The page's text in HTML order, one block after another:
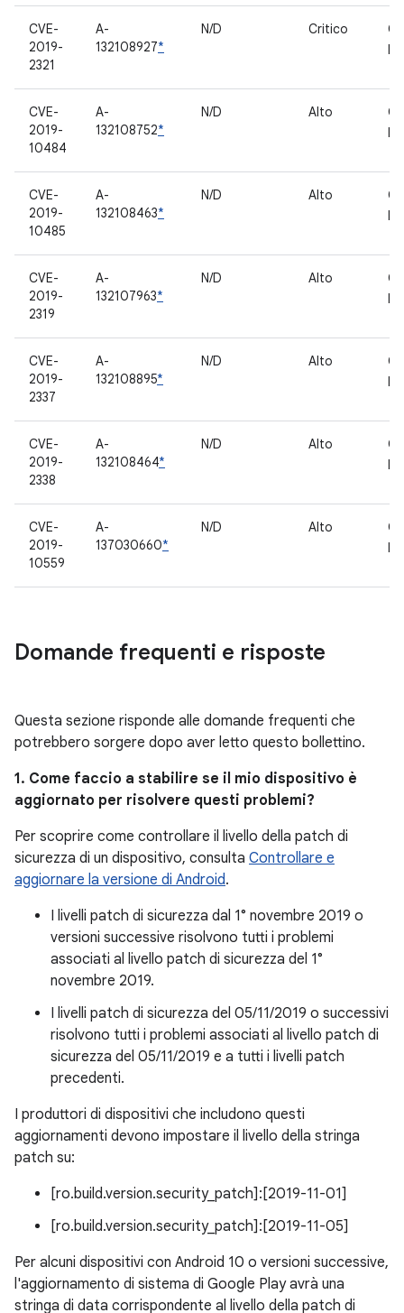
CVE-
2019-
2321
A-
132108927*
N/D Critico
CVE-
2019-
10484
A-
132108752*
N/D Alto
CVE-
2019-
10485
A-
132108463*
N/D Alto
CVE-
2019-
2319
A-
132107963*
N/D Alto
CVE-
2019-
2337
A-
132108895*
N/D Alto
CVE-
2019-
2338
A-
132108464*
N/D Alto
CVE-
2019-
10559
A-
137030660*
N/D Alto
Domande frequenti e risposte
Questa sezione risponde alle domande frequenti che
potrebbero sorgere dopo aver letto questo bollettino.
1. Come faccio a stabilire se il mio dispositivo è
aggiornato per risolvere questi problemi?
Per scoprire come controllare il livello della patch di
sicurezza di un dispositivo, consulta Controllare e
aggiornare la versione di Android.
I livelli patch di sicurezza dal 1° novembre 2019 o
versioni successive risolvono tutti i problemi
associati al livello patch di sicurezza del 1°
novembre 2019.
I livelli patch di sicurezza del 05/11/2019 o successivi
risolvono tutti i problemi associati al livello patch di
sicurezza del 05/11/2019 e a tutti i livelli patch
precedenti.
I produttori di dispositivi che includono questi
aggiornamenti devono impostare il livello della stringa
patch su:
[ro.build.version.security_patch]:[2019-11-01]
[ro.build.version.security_patch]:[2019-11-05]
Per alcuni dispositivi con Android 10 o versioni successive,
l'aggiornamento di sistema di Google Play avrà una
stringa di data corrispondente al livello della patch di